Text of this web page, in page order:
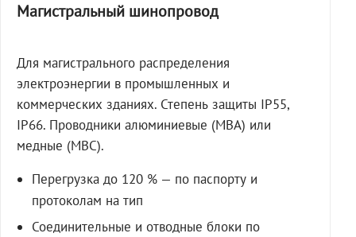
Магистральный шинопровод
Для магистрального распределения
электроэнергии в промышленных и
коммерческих зданиях. Степень защиты IP55,
IP66. Проводники алюминиевые (МВА) или
медные (МВС).
Перегрузка до 120 % — по паспорту и
протоколам на тип
Соединительные и отводные блоки по